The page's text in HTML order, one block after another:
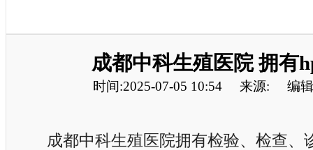
成都中科生殖医院 拥有
时间:2025-07-05 10:54 来源: 编
成都中科生殖医院拥有检验、检查、